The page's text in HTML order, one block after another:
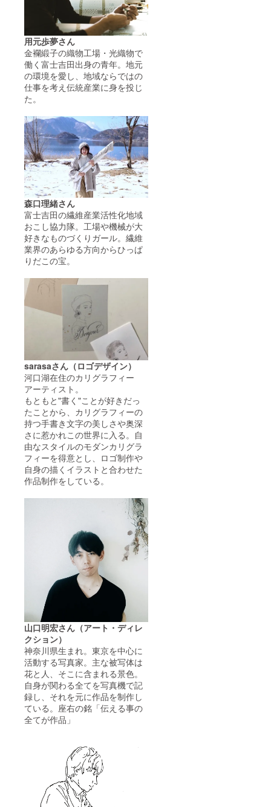
用元歩夢さん
金襴緞子の織物工場・光織物で
働く富士吉田出身の青年。地元
の環境を愛し、地域ならではの
仕事を考え伝統産業に身を投じ
た。
森口理緒さん
富士吉田の繊維産業活性化地域
おこし協力隊。工場や機械が大
好きなものづくりガール。繊維
業界のあらゆる方向からひっぱ
りだこの宝。
sarasaさん（ロゴデザイン）
河口湖在住のカリグラフィー
アーティスト。
もともと"書く"ことが好きだっ
たことから、カリグラフィーの
持つ手書き文字の美しさや奥深
さに惹かれこの世界に入る。自
由なスタイルのモダンカリグラ
フィーを得意とし、ロゴ制作や
自身の描くイラストと合わせた
作品制作をしている。
山口明宏さん（アート・ディレ
クション）
神奈川県生まれ。東京を中心に
活動する写真家。主な被写体は
花と人、そこに含まれる景色。
自身が関わる全てを写真機で記
録し、それを元に作品を制作し
ている。座右の銘「伝える事の
全てが作品」